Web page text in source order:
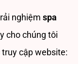
nghiệm spa
cho chúng tôi
truy cập website: